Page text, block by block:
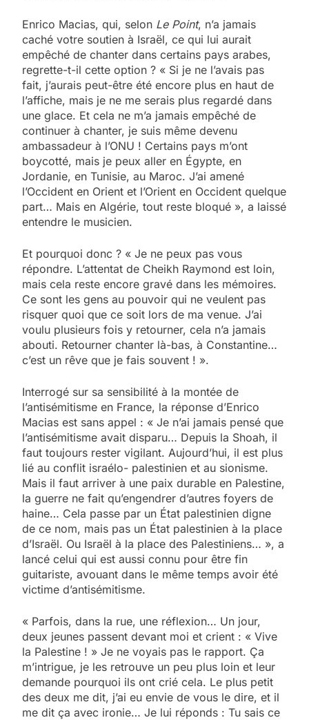
Enrico Macias, qui, selon Le Point, n’a jamais
caché votre soutien à Israël, ce qui lui aurait
empêché de chanter dans certains pays arabes,
regrette-t-il cette option ? « Si je ne l’avais pas
fait, j’aurais peut-être été encore plus en haut de
l’affiche, mais je ne me serais plus regardé dans
une glace. Et cela ne m’a jamais empêché de
continuer à chanter, je suis même devenu
ambassadeur à l’ONU ! Certains pays m’ont
boycotté, mais je peux aller en Égypte, en
Jordanie, en Tunisie, au Maroc. J’ai amené
l’Occident en Orient et l’Orient en Occident quelque
part… Mais en Algérie, tout reste bloqué », a laissé
entendre le musicien.
Et pourquoi donc ? « Je ne peux pas vous
répondre. L’attentat de Cheikh Raymond est loin,
mais cela reste encore gravé dans les mémoires.
Ce sont les gens au pouvoir qui ne veulent pas
risquer quoi que ce soit lors de ma venue. J’ai
voulu plusieurs fois y retourner, cela n’a jamais
abouti. Retourner chanter là-bas, à Constantine…
c’est un rêve que je fais souvent ! ».
Interrogé sur sa sensibilité à la montée de
l’antisémitisme en France, la réponse d’Enrico
Macias est sans appel : « Je n’ai jamais pensé que
l’antisémitisme avait disparu… Depuis la Shoah, il
faut toujours rester vigilant. Aujourd’hui, il est plus
lié au conflit israélo- palestinien et au sionisme.
Mais il faut arriver à une paix durable en Palestine,
la guerre ne fait qu’engendrer d’autres foyers de
haine… Cela passe par un État palestinien digne
de ce nom, mais pas un État palestinien à la place
d’Israël. Ou Israël à la place des Palestiniens… », a
lancé celui qui est aussi connu pour être fin
guitariste, avouant dans le même temps avoir été
victime d’antisémitisme.
« Parfois, dans la rue, une réflexion… Un jour,
deux jeunes passent devant moi et crient : « Vive
la Palestine ! » Je ne voyais pas le rapport. Ça
m’intrigue, je les retrouve un peu plus loin et leur
demande pourquoi ils ont crié cela. Le plus petit
des deux me dit, j’ai eu envie de vous le dire, et il
me dit ça avec ironie… Je lui réponds : Tu sais ce